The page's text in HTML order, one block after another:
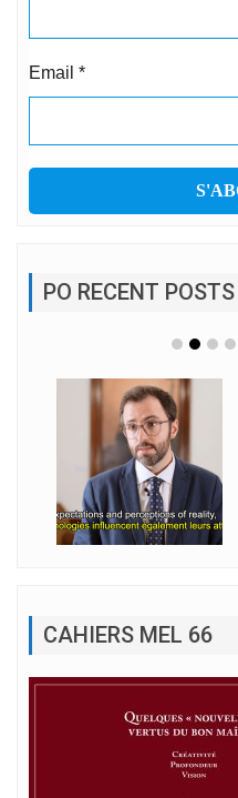
Email *
PO RECENT POSTS
CAHIERS MEL 66